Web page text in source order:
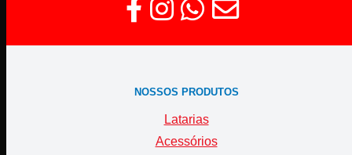
NOSSOS PRODUTOS
Latarias
Acessórios